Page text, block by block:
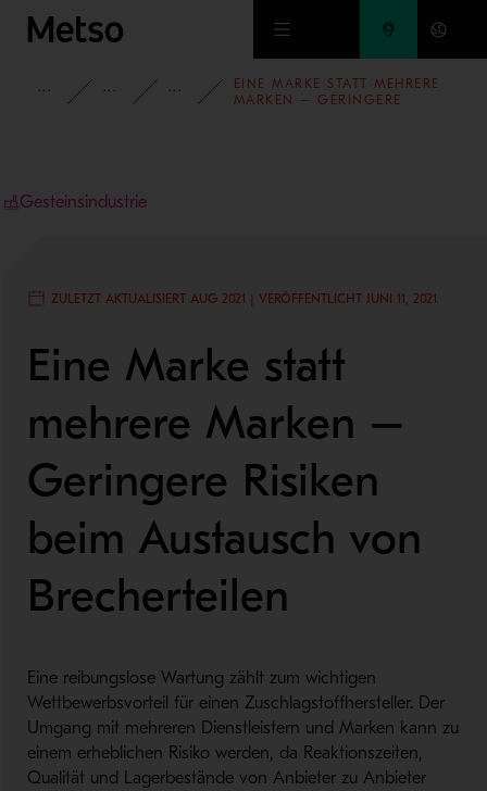
Zum Hauptinhalt springen
EINSICHTENBLOG BLOG - GESTEINSINDUSTRIE
EINE MARKE STATT MEHRERE
MARKEN – GERINGERE
Gesteinsindustrie
ZULETZT AKTUALISIERT AUG 2021 | VERÖFFENTLICHT JUNI 11, 2021
Eine Marke statt
mehrere Marken –
Geringere Risiken
beim Austausch von
Brecherteilen
Eine reibungslose Wartung zählt zum wichtigen
Wettbewerbsvorteil für einen Zuschlagstoffhersteller. Der
Umgang mit mehreren Dienstleistern und Marken kann zu
einem erheblichen Risiko werden, da Reaktionszeiten,
Qualität und Lagerbestände von Anbieter zu Anbieter